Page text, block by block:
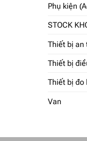
Phụ kiện
STOCK
Thiết bị an
Thiết bị
Thiết bị đo
Van